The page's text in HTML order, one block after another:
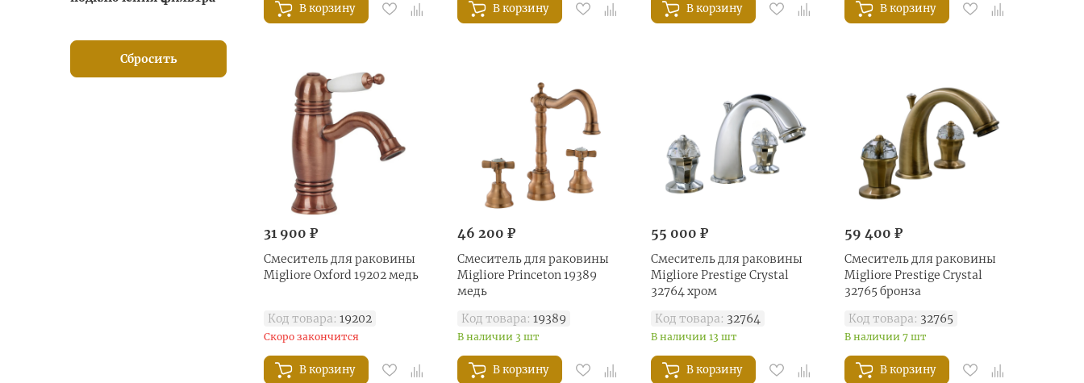
В корзину В корзину В корзину В корзину
31 900 ₽
Смеситель для раковины
Migliore Oxford 19202 медь
Код товара: 19202
Скоро закончится
В корзину
46 200 ₽
Смеситель для раковины
Migliore Princeton 19389
медь
Код товара: 19389
В наличии 3 шт
В корзину
55 000 ₽
Смеситель для раковины
Migliore Prestige Crystal
32764 хром
Код товара: 32764
В наличии 13 шт
В корзину
59 400 ₽
Смеситель для раковины
Migliore Prestige Crystal
32765 бронза
Код товара: 32765
В наличии 7 шт
В корзину
Сбросить